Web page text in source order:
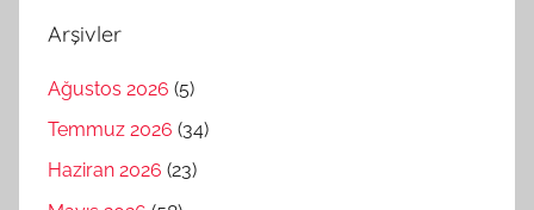
Arşivler
Ağustos 2026 (5)
Temmuz 2026 (34)
Haziran 2026 (23)